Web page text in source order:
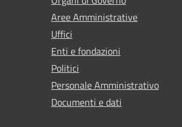
Aree Amministrative
Uffici
Enti e fondazioni
Politici
Personale Amministrativo
Documenti e dati